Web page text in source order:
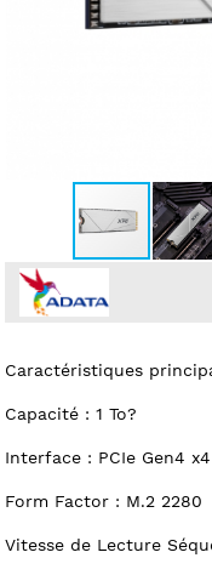
Caractéristiques
Capacité : 1 To?
Interface : PCIe Gen4 x4
Form Factor : M.2 2280
Vitesse de Lecture